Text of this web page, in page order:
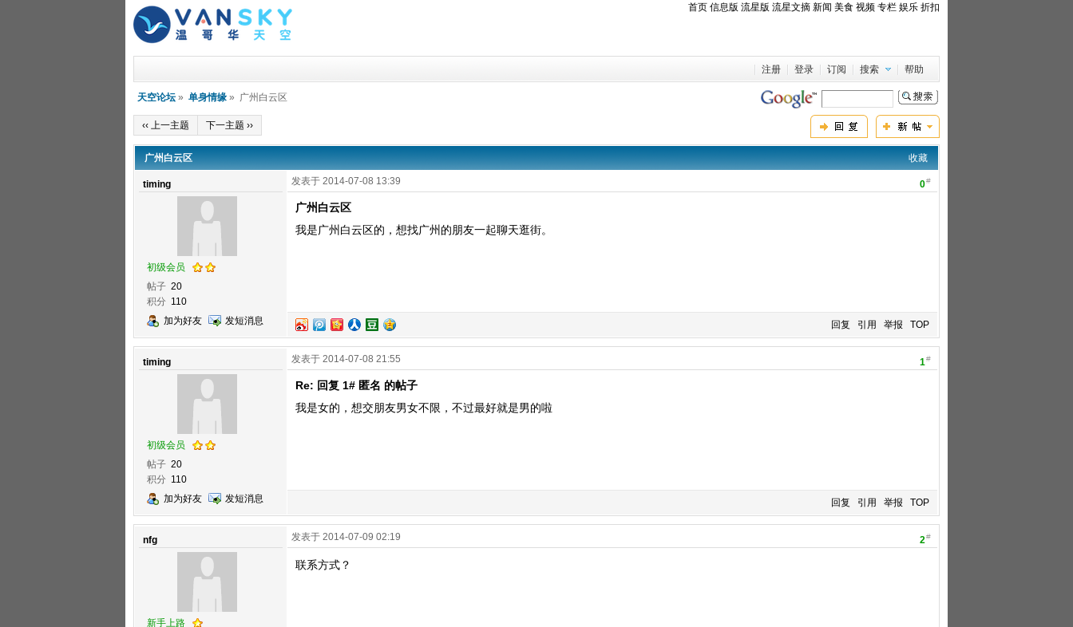
首页 信息版 流星版 流星文摘 新闻 美食 视频 专栏 娱乐 折扣
注册 登录 订阅 搜索 帮助
天空论坛 » 单身情缘 » 广州白云区
‹‹ 上一主题 下一主题 ››
收藏
广州白云区
timing
初级会员
帖子 20
积分 110
加为好友
发短消息
0#
发表于 2014-07-08 13:39
广州白云区
我是广州白云区的，想找广州的朋友一起聊天逛街。
回复 引用 举报 TOP
timing
初级会员
帖子 20
积分 110
加为好友
发短消息
1#
发表于 2014-07-08 21:55
Re: 回复 1# 匿名 的帖子
我是女的，想交朋友男女不限，不过最好就是男的啦
回复 引用 举报 TOP
nfg
新手上路
2#
发表于 2014-07-09 02:19
联系方式？